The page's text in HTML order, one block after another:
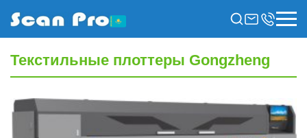
Текстильные плоттеры Gongzheng